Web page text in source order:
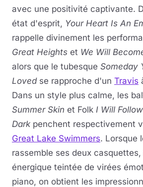
avec une positivité captivante.
état d'esprit, Your Heart Is An
rappelle divinement les
Great Heights et We Will
alors que le tubesque Someday
Lovedse rapproche d'un Travis
Dans un style plus calme, les
Summer Skin et Folk I Will
Dark penchent respectivement
Great Lake Swimmers. Lorsque
rassemble ses deux
énergique teintée de virées
piano, on obtient les